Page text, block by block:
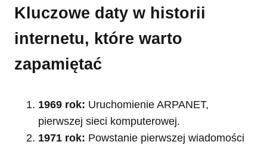
Kluczowe daty w historii
internetu, które warto
zapamiętać
1969 rok: Uruchomienie ARPANET,
pierwszej sieci komputerowej.
1971 rok: Powstanie pierwszej wiadomości